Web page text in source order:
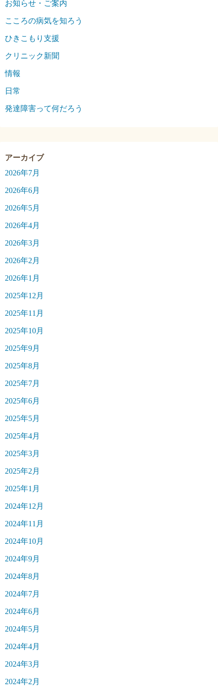
お知らせ・ご案内
こころの病気を知ろう
ひきこもり支援
クリニック新聞
情報
日常
発達障害って何だろう
2026年7月
2026年6月
2026年5月
2026年4月
2026年3月
2026年2月
2026年1月
2025年12月
2025年11月
2025年10月
2025年9月
2025年8月
2025年7月
2025年6月
2025年5月
2025年4月
2025年3月
2025年2月
2025年1月
2024年12月
2024年11月
2024年10月
2024年9月
2024年8月
2024年7月
2024年6月
2024年5月
2024年4月
2024年3月
2024年2月